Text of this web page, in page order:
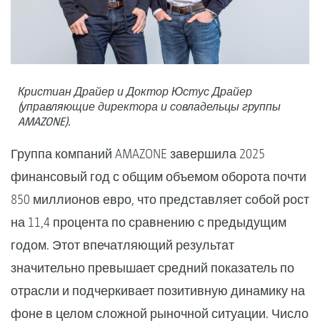
Кристиан Драйер и Доктор Юстус Драйер
(управляющие директора и совладельцы группы
AMAZONE).
Группа компаний AMAZONE завершила 2025
финансовый год с общим объемом оборота почти
850 миллионов евро, что представляет собой рост
на 11,4 процента по сравнению с предыдущим
годом. Этот впечатляющий результат
значительно превышает средний показатель по
отрасли и подчеркивает позитивную динамику на
фоне в целом сложной рыночной ситуации. Число